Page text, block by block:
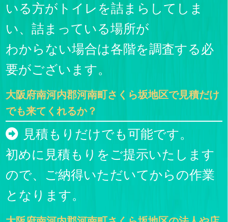
いる方がトイレを詰まらしてしま
い、詰まっている場所が
わからない場合は各階を調査する必
要がございます。
大阪府南河内郡河南町さくら坂地区で見積だけ
でも来てくれるか？
見積もりだけでも可能です。
初めに見積もりをご提示いたします
ので、ご納得いただいてからの作業
となります。